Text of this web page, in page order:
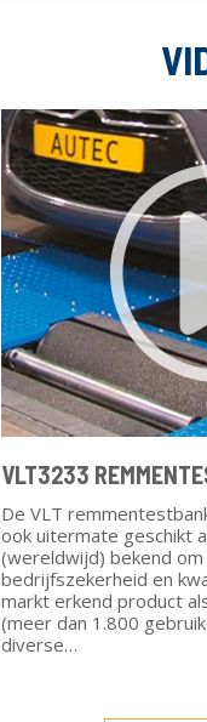
VLT3233
De VLT
ook uitermate geschikt
(wereldwijd) bekend
bedrijfszekerheid en
markt erkend product
(meer dan 1.800
diverse…